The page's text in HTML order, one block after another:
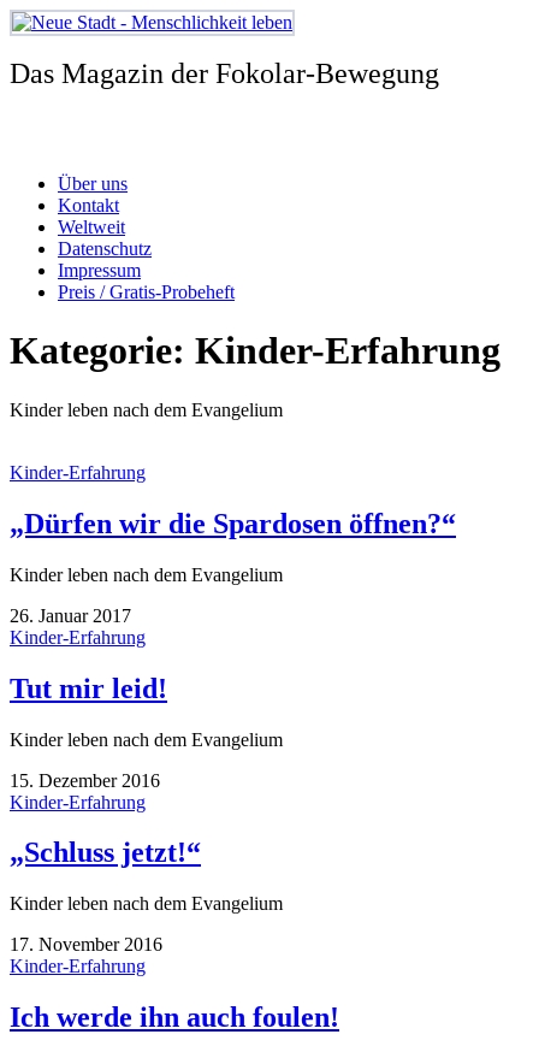
Zum
Inhalt
springen
Das Magazin der Fokolar-Bewegung
Über uns
Kontakt
Weltweit
Datenschutz
Impressum
Preis / Gratis-Probeheft
Kategorie: Kinder-Erfahrung
Kinder leben nach dem Evangelium
Kinder-Erfahrung
„Dürfen wir die Spardosen öffnen?“
Kinder leben nach dem Evangelium
26. Januar 2017
Kinder-Erfahrung
Tut mir leid!
Kinder leben nach dem Evangelium
15. Dezember 2016
Kinder-Erfahrung
„Schluss jetzt!“
Kinder leben nach dem Evangelium
17. November 2016
Kinder-Erfahrung
Ich werde ihn auch foulen!